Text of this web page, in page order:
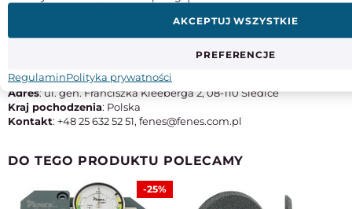
Producent: Fabryka Narzędzi Skrawających 'FENES' S.A.
Adres: ul. gen. Franciszka Kleeberga 2, 08-110 Siedlce
Kraj pochodzenia: Polska
Kontakt: +48 25 632 52 51, fenes@fenes.com.pl
DO TEGO PRODUKTU POLECAMY
-25%
PREFERENCJE
AKCEPTUJ WSZYSTKIE
RegulaminPolityka prywatności